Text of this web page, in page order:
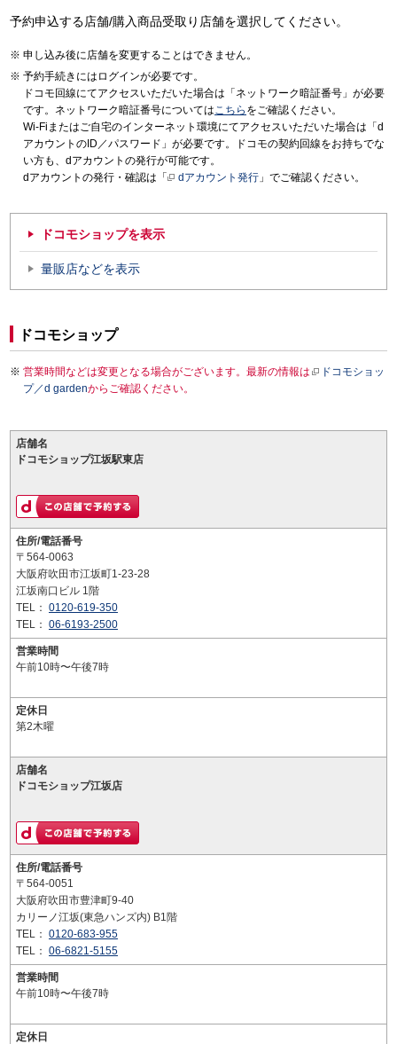
予約申込する店舗/購入商品受取り店舗を選択してください。
申し込み後に店舗を変更することはできません。
予約手続きにはログインが必要です。
ドコモ回線にてアクセスいただいた場合は「ネットワーク暗証番号」が必要
です。ネットワーク暗証番号についてはこちら をご確認ください。
Wi-Fiまたはご自宅のインターネット環境にてアクセスいただいた場合は「d
アカウントのID／パスワード」が必要です。ドコモの契約回線をお持ちでな
い方も、dアカウントの発行が可能です。
dアカウントの発行・確認は「
dアカウント発行 」でご確認ください。
ドコモショップを表示
量販店などを表示
ドコモショップ
営業時間などは変更となる場合がございます。最新の情報は
ドコモショッ
プ／d gardenからご確認ください。
店舗名
ドコモショップ江坂駅東店
住所/電話番号
〒564-0063
大阪府吹田市江坂町1-23-28
江坂南口ビル 1階
TEL： 0120-619-350
TEL： 06-6193-2500
営業時間
午前10時〜午後7時
定休日
第2木曜
店舗名
ドコモショップ江坂店
住所/電話番号
〒564-0051
大阪府吹田市豊津町9-40
カリーノ江坂(東急ハンズ内) B1階
TEL： 0120-683-955
TEL： 06-6821-5155
営業時間
午前10時〜午後7時
定休日